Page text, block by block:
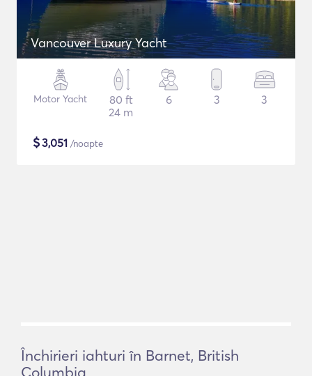
Vancouver Luxury Yacht
Motor Yacht
80 ft
24 m
6 3 3
$3,051 /noapte
Închirieri iahturi în Barnet, British
Columbia